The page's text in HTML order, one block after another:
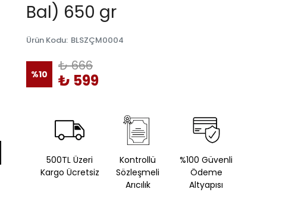
Bal) 650 gr
Ürün Kodu: BLSZÇM0004
%10
₺ 666
₺ 599
500TL Üzeri
Kargo Ücretsiz
Kontrollü
Sözleşmeli
Arıcılık
%100 Güvenli
Ödeme
Altyapısı